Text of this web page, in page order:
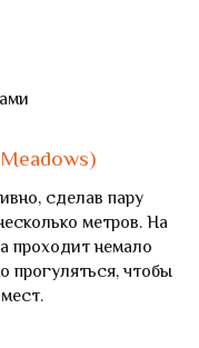
сделав пару
метров. На
проходит немало
прогуляться, чтобы